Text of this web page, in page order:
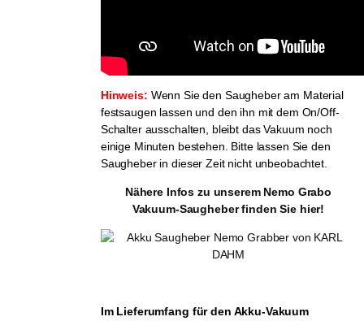
Hinweis: Wenn Sie den Saugheber am Material
festsaugen lassen und den ihn mit dem On/Off-
Schalter ausschalten, bleibt das Vakuum noch
einige Minuten bestehen. Bitte lassen Sie den
Saugheber in dieser Zeit nicht unbeobachtet.
Nähere Infos zu unserem Nemo Grabo
Vakuum-Saugheber finden Sie hier!
Im Lieferumfang für den Akku-Vakuum